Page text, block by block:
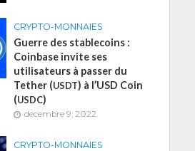
CRYPTO-MONNAIES
Guerre des stablecoins :
Coinbase invite ses
utilisateurs à passer du
Tether (USDT) à l’USD Coin
(USDC)
décembre 9, 2022
CRYPTO-MONNAIES